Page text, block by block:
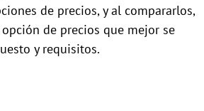
de precios, y al compararlos,
de precios que mejor se
y requisitos.